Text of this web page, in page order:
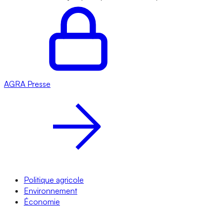
AGRA Presse
Politique agricole
Environnement
Économie